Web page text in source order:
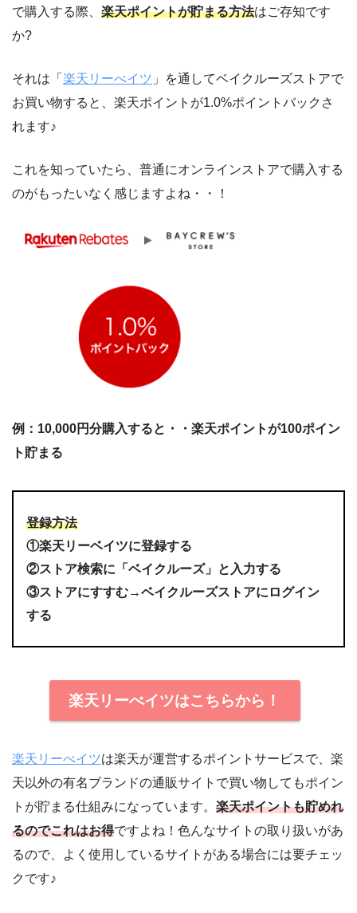
で購入する際、 楽天ポイントが貯まる方法はご存知です
か?
それは「 楽天リーべイツ 」を通してベイクルーズストアで
お買い物すると、楽天ポイントが1.0%ポイントバックさ
れます♪
これを知っていたら、普通にオンラインストアで購入する
のがもったいなく感じますよね・・！
例：10,000円分購入すると・・楽天ポイントが100ポイン
ト貯まる
登録方法
①楽天リーベイツに登録する
②ストア検索に「ベイクルーズ」と入力する
③ストアにすすむ→ベイクルーズストアにログイン
する
楽天リーべイツはこちらから！
楽天リーべイツは楽天が運営するポイントサービスで、楽
天以外の有名ブランドの通販サイトで買い物してもポイン
トが貯まる仕組みになっています。 楽天ポイントも貯めれ
るのでこれはお得ですよね！色んなサイトの取り扱いがあ
るので、よく使用しているサイトがある場合には要チェッ
クです♪